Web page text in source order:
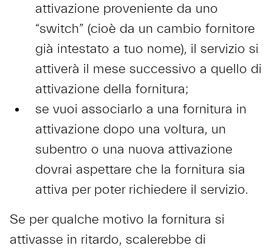
attivazione proveniente da uno
“switch” (cioè da un cambio fornitore
già intestato a tuo nome), il servizio si
attiverà il mese successivo a quello di
attivazione della fornitura;
se vuoi associarlo a una fornitura in
attivazione dopo una voltura, un
subentro o una nuova attivazione
dovrai aspettare che la fornitura sia
attiva per poter richiedere il servizio.
Se per qualche motivo la fornitura si
attivasse in ritardo, scalerebbe di